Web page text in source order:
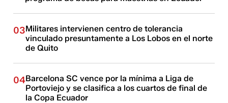
03Militares intervienen centro de tolerancia
vinculado presuntamente a Los Lobos en el norte
de Quito
04Barcelona SC vence por la mínima a Liga de
Portoviejo y se clasifica a los cuartos de final de
la Copa Ecuador